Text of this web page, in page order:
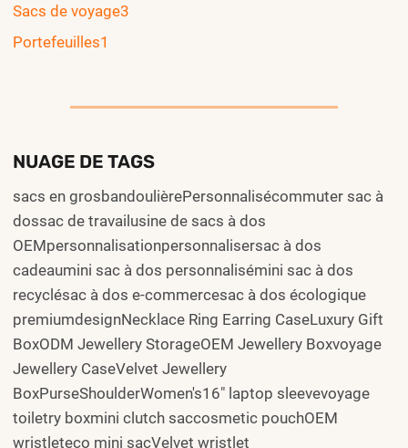
Sacs de voyage3
Portefeuilles1
NUAGE DE TAGS
sacs en grosbandoulièrePersonnalisécommuter sac à
dossac de travailusine de sacs à dos
OEMpersonnalisationpersonnalisersac à dos
cadeaumini sac à dos personnalisémini sac à dos
recyclésac à dos e-commercesac à dos écologique
premiumdesignNecklace Ring Earring CaseLuxury Gift
BoxODM Jewellery StorageOEM Jewellery Boxvoyage
Jewellery CaseVelvet Jewellery
BoxPurseShoulderWomen's16" laptop sleevevoyage
toiletry boxmini clutch saccosmetic pouchOEM
wristleteco mini sacVelvet wristlet